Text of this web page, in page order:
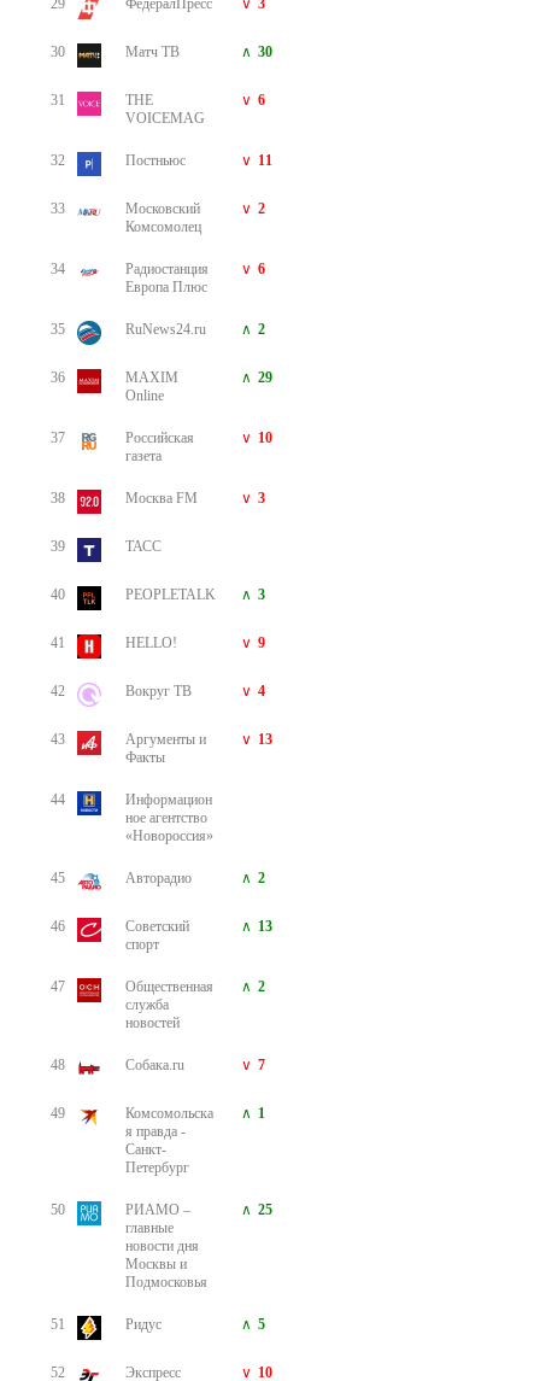
30 Матч ТВ 30
31
THE
VOICEMAG
6
32 Постньюс 11
33
Московский
Комсомолец
2
34
Радиостанция
Европа Плюс
6
35 RuNews24.ru 2
36
MAXIM
Online
29
37
Российская
газета
10
38 Москва FM 3
39 ТАСС
40 PEOPLETALK 3
41 HELLO! 9
42 Вокруг ТВ 4
43
Аргументы и
Факты
13
44
Информацион
ное агентство
«Новороссия»
45 Авторадио 2
46
Советский
спорт
13
47
Общественная
служба
новостей
2
48 Собака.ru 7
49
Комсомольска
я правда -
Санкт-
Петербург
1
50
РИАМО –
главные
новости дня
Москвы и
Подмосковья
25
51 Ридус 5
52 Экспресс 10